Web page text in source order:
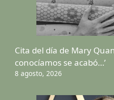
Cita del día de Mary
conocíamos se acabó…’
8 agosto, 2026